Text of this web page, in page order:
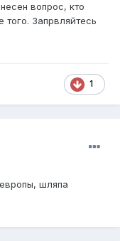
вопрос, кто
Запрвляйтесь
1
шляпа